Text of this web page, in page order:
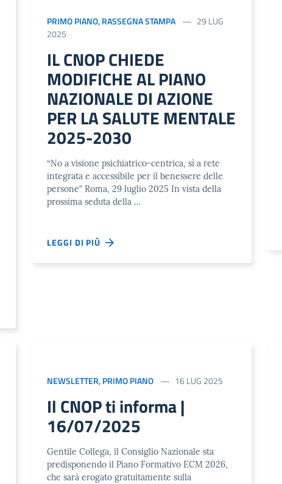
PRIMO PIANO,RASSEGNA STAMPA
29 LUG
2025
IL CNOP CHIEDE
MODIFICHE AL PIANO
NAZIONALE DI AZIONE
PER LA SALUTE MENTALE
2025-2030
“No a visione psichiatrico-centrica, sì a rete
integrata e accessibile per il benessere delle
persone” Roma, 29 luglio 2025 In vista della
prossima seduta della …
LEGGI DI PIÙ
NEWSLETTER,PRIMO PIANO 16 LUG 2025
Il CNOP ti informa |
16/07/2025
Gentile Collega, il Consiglio Nazionale sta
predisponendo il Piano Formativo ECM 2026,
che sarà erogato gratuitamente sulla